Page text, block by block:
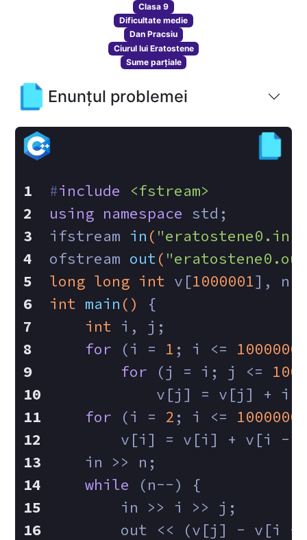
Clasa 9
Dificultate medie
Dan Pracsiu
Ciurul lui Eratostene
Sume parțiale
Enunțul problemei
#include
<fstream>
using namespace std;
ifstream in ( "eratostene0.in"
ofstream out(
long long int v[1000001], n;
int main ()
{
int i, j;
for (i = 1 ; i <= 1000000
for (j = i; j <=
            v[j] = v[j] + i;
for (i = 2 ; i <= 1000000
        v[i] = v[i] + v[i -
    in >> n;
while (n--) {
        in >> i >> j;
out << (v[j] - v[i